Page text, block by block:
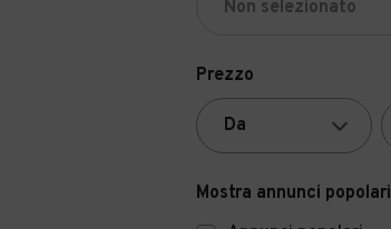
Prezzo
Mostra annunci popolari